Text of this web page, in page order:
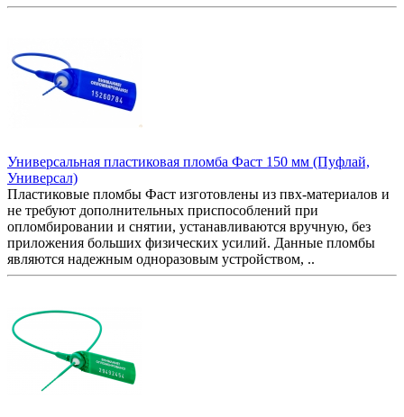
Универсальная пластиковая пломба Фаст 150 мм (Пуфлай,
Универсал)
Пластиковые пломбы Фаст изготовлены из пвх-материалов и
не требуют дополнительных приспособлений при
опломбировании и снятии, устанавливаются вручную, без
приложения больших физических усилий. Данные пломбы
являются надежным одноразовым устройством, ..